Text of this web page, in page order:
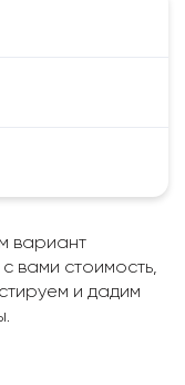
вариант
вами стоимость,
и дадим